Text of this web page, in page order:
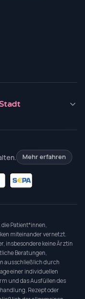
Mehr erfahren
Patient*innen,
miteinander vernetzt.
insbesondere keine Ärztin
Beratungen,
ausschließlich durch
einer individuellen
und das Ausfüllen des
Rezept oder